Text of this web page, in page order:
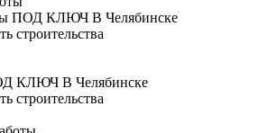
ПОД КЛЮЧ В Челябинске
строительства
КЛЮЧ В Челябинске
строительства